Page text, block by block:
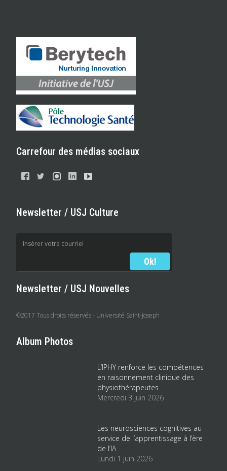
Carrefour des médias sociaux
Newsletter / USJ Culture
Newsletter / USJ Nouvelles
©2017 Tous droits réservés - Université Saint-Joseph
Album Photos
L’IPHY renforce les compétences
en raisonnement clinique des
physiothérapeutes
Mercredi 3 juin 2026
Les neurosciences cognitives au
service de l’apprentissage à l’ère
de l’IA
Lundi 1 juin 2026